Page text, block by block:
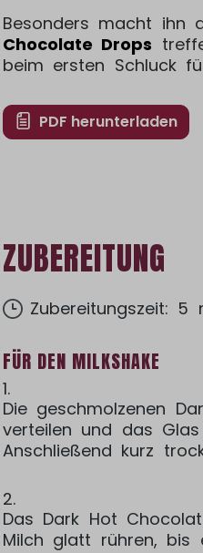
Besonders macht ihn
Chocolate Drops
beim ersten Schluck
PDF herunterladen
ZUBEREITUNG
Zubereitungszeit: 5
FÜR DEN MILKSHAKE
1.
Die geschmolzenen
verteilen und das
Anschließend kurz
2.
Das Dark Hot
Milch glatt rühren, bis